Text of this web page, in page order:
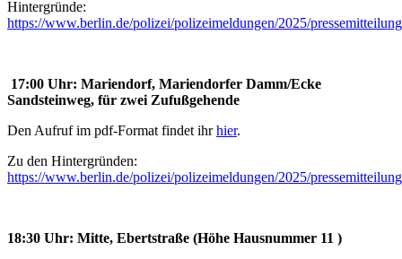
Hintergründe:
https://www.berlin.de/polizei/polizeimeldungen/2025/
17:00 Uhr: Mariendorf, Mariendorfer Damm/Ecke
Sandsteinweg, für zwei Zufußgehende
Den Aufruf im pdf-Format findet ihrhier.
Zu den Hintergründen:
https://www.berlin.de/polizei/polizeimeldungen/2025/
18:30 Uhr: Mitte, Ebertstraße (Höhe Hausnummer 11 )